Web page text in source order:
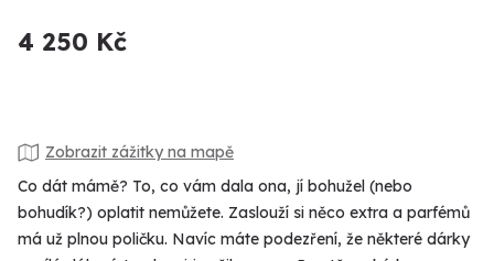
4 250 Kč
Zobrazit zážitky na mapě
Co dát mámě? To, co vám dala ona, jí bohužel (nebo
bohudík?) oplatit nemůžete. Zaslouží si něco extra a parfémů
má už plnou poličku. Navíc máte podezření, že některé dárky